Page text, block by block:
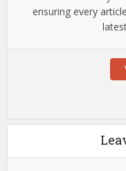
ensuring every